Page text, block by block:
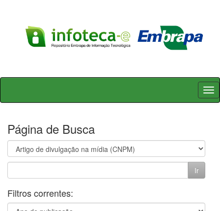
Skip
Página de Busca
Filtros correntes: